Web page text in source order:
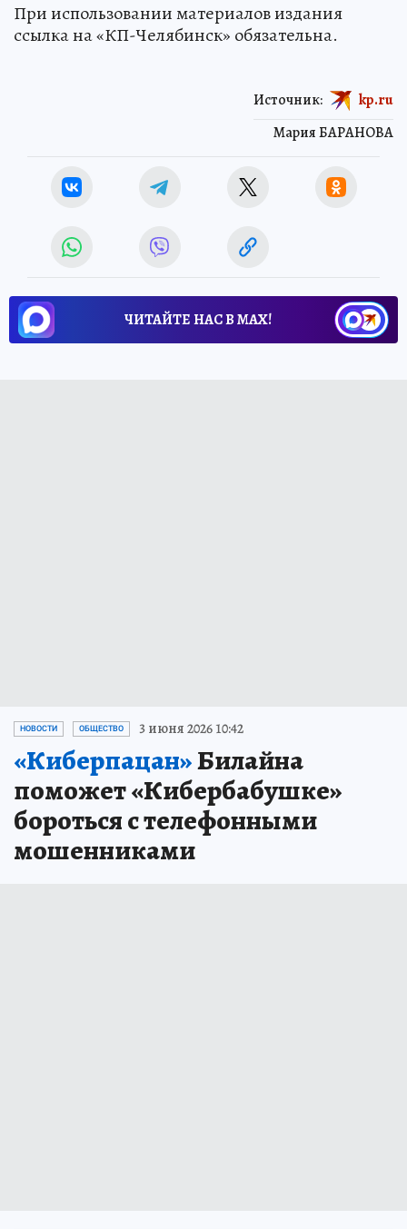
При использовании материалов издания
ссылка на «КП-Челябинск» обязательна.
Мария БАРАНОВА
Источник: kp.ru
ЧИТАЙТЕ НАС В МАХ!
НОВОСТИ ОБЩЕСТВО 3 июня 2026 10:42
«Киберпацан»Билайна
поможет «Кибербабушке»
бороться с телефонными
мошенниками